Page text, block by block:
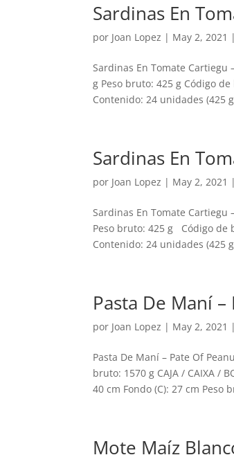
Sardinas En
por Joan Lopez | May 2, 2021 |
Sardinas En Tomate Cartiegu
g Peso bruto: 425 g Código de
Contenido: 24 unidades (425
Sardinas En
por Joan Lopez | May 2, 2021 |
Sardinas En Tomate Cartiegu
Peso bruto: 425 g Código de
Contenido: 24 unidades (425
Pasta De Maní
por Joan Lopez | May 2, 2021 |
Pasta De Maní – Pate Of
bruto: 1570 g CAJA / CAIXA /
40 cm Fondo (C): 27 cm Peso
Mote Maíz